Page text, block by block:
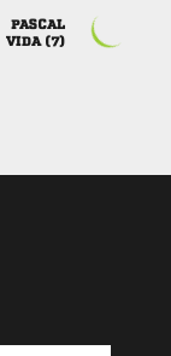

 